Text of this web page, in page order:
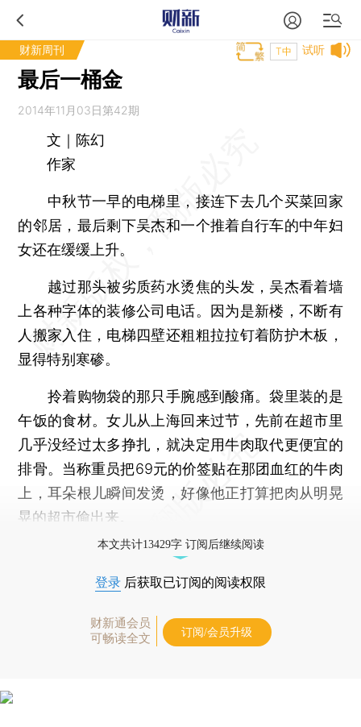
财新周刊 试听
T中
最后一桶金
2014年11月03日第42期
文｜陈幻
作家
中秋节一早的电梯里，接连下去几个买菜回家
的邻居，最后剩下吴杰和一个推着自行车的中年妇
女还在缓缓上升。
越过那头被劣质药水烫焦的头发，吴杰看着墙
上各种字体的装修公司电话。因为是新楼，不断有
人搬家入住，电梯四壁还粗粗拉拉钉着防护木板，
显得特别寒碜。
拎着购物袋的那只手腕感到酸痛。袋里装的是
午饭的食材。女儿从上海回来过节，先前在超市里
几乎没经过太多挣扎，就决定用牛肉取代更便宜的
排骨。当称重员把69元的价签贴在那团血红的牛肉
上，耳朵根儿瞬间发烫，好像他正打算把肉从明晃
晃的超市偷出来。
本文共计13429字 订阅后继续阅读
登录 后获取已订阅的阅读权限
财新通会员
可畅读全文
订阅/会员升级